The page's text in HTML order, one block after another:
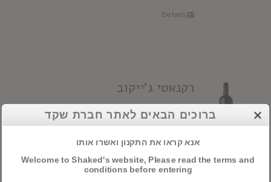
Details
רקנאטי ג'ייקוב
Recanati Jacob מדינה:
ישראלאזור גידול:כרם יפתח,
גליל עליוןזני ענבים:קברנה
ברוכים הבאים לאתר חברת שקד
אנא קראו את התקנון ואשרו אותו
Welcome to Shaked's website, Please read the terms and
conditions before entering